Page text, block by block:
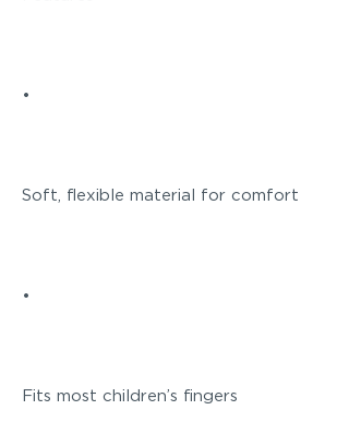
•
Soft, flexible material for comfort
•
Fits most children’s fingers